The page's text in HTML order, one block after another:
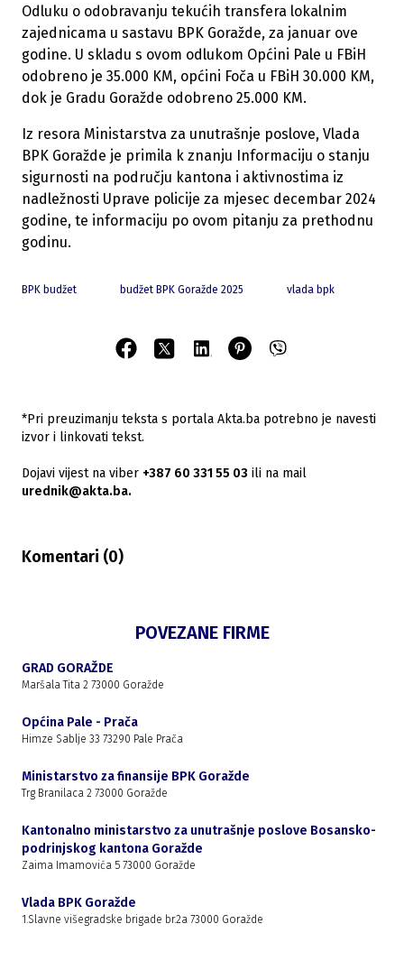
Odluku o odobravanju tekućih transfera lokalnim
zajednicama u sastavu BPK Goražde, za januar ove
godine. U skladu s ovom odlukom Općini Pale u FBiH
odobreno je 35.000 KM, općini Foča u FBiH 30.000 KM,
dok je Gradu Goražde odobreno 25.000 KM.
Iz resora Ministarstva za unutrašnje poslove, Vlada
BPK Goražde je primila k znanju Informaciju o stanju
sigurnosti na području kantona i aktivnostima iz
nadležnosti Uprave policije za mjesec decembar 2024
godine, te informaciju po ovom pitanju za prethodnu
godinu.
BPK budžet budžet BPK Goražde 2025 vlada bpk
*Pri preuzimanju teksta s portala Akta.ba potrebno je navesti
izvor i linkovati tekst.
Dojavi vijest na viber +387 60 331 55 03 ili na mail
urednik@akta.ba.
Komentari (0)
POVEZANE FIRME
GRAD GORAŽDE
Maršala Tita 2 73000 Goražde
Općina Pale - Prača
Himze Sablje 33 73290 Pale Prača
Ministarstvo za finansije BPK Goražde
Trg Branilaca 2 73000 Goražde
Kantonalno ministarstvo za unutrašnje poslove Bosansko-
podrinjskog kantona Goražde
Zaima Imamovića 5 73000 Goražde
Vlada BPK Goražde
1.Slavne višegradske brigade br.2a 73000 Goražde